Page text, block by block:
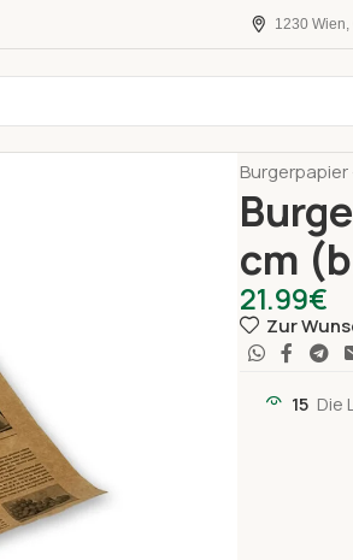
1230 Wien,
Burgerpapier
cm
21.99€
Zur
15 Die